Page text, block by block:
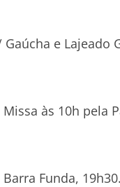
Gaúcha e Lajeado
às 10h pela
Funda, 19h30.